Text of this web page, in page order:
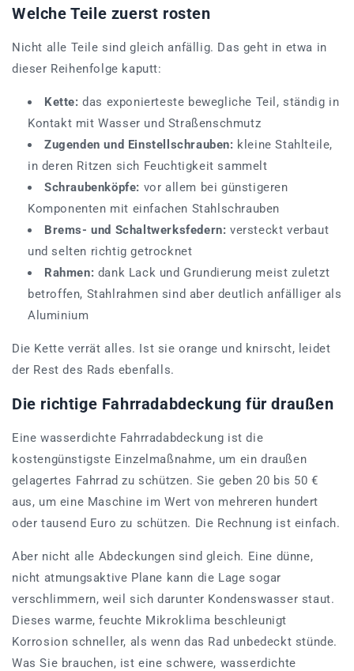
Welche Teile zuerst rosten
Nicht alle Teile sind gleich anfällig. Das geht in etwa in
dieser Reihenfolge kaputt:
Kette: das exponierteste bewegliche Teil, ständig in
Kontakt mit Wasser und Straßenschmutz
Zugenden und Einstellschrauben: kleine Stahlteile,
in deren Ritzen sich Feuchtigkeit sammelt
Schraubenköpfe: vor allem bei günstigeren
Komponenten mit einfachen Stahlschrauben
Brems- und Schaltwerksfedern: versteckt verbaut
und selten richtig getrocknet
Rahmen: dank Lack und Grundierung meist zuletzt
betroffen, Stahlrahmen sind aber deutlich anfälliger als
Aluminium
Die Kette verrät alles. Ist sie orange und knirscht, leidet
der Rest des Rads ebenfalls.
Die richtige Fahrradabdeckung für draußen
Eine wasserdichte Fahrradabdeckung ist die
kostengünstigste Einzelmaßnahme, um ein draußen
gelagertes Fahrrad zu schützen. Sie geben 20 bis 50 €
aus, um eine Maschine im Wert von mehreren hundert
oder tausend Euro zu schützen. Die Rechnung ist einfach.
Aber nicht alle Abdeckungen sind gleich. Eine dünne,
nicht atmungsaktive Plane kann die Lage sogar
verschlimmern, weil sich darunter Kondenswasser staut.
Dieses warme, feuchte Mikroklima beschleunigt
Korrosion schneller, als wenn das Rad unbedeckt stünde.
Was Sie brauchen, ist eine schwere, wasserdichte